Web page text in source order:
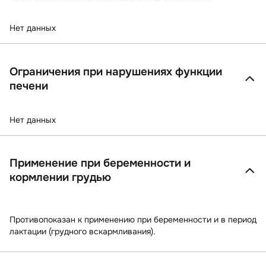
Нет данных
Ограничения при нарушениях функции
печени
Нет данных
Применение при беременности и
кормлении грудью
Противопоказан к применению при беременности и в период
лактации (грудного вскармливания).